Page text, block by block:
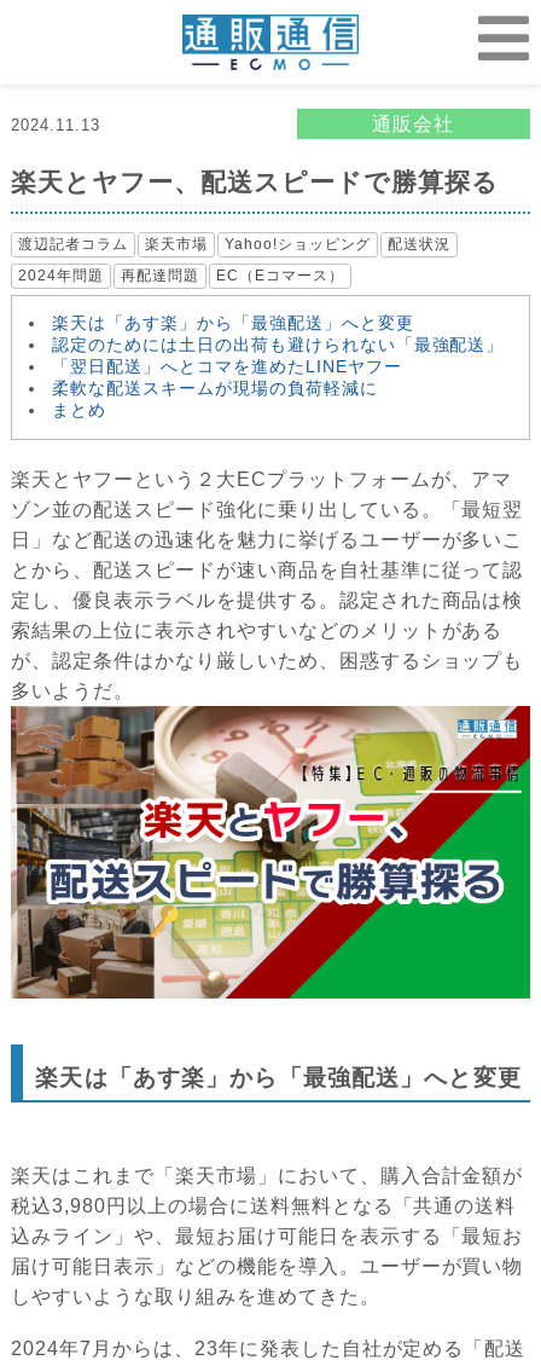
2024.11.13 通販会社
楽天とヤフー、配送スピードで勝算探る
渡辺記者コラム 楽天市場 Yahoo!ショッピング
配送状況
2024年問題
再配達問題 EC（Eコマース）
楽天は「あす楽」から「最強配送」へと変更
認定のためには土日の出荷も避けられない「最強配送」
「翌日配送」へとコマを進めたLINEヤフー
柔軟な配送スキームが現場の負荷軽減に
まとめ
楽天とヤフーという２大ECプラットフォームが、アマ
ゾン並の配送スピード強化に乗り出している。「最短翌
日」など配送の迅速化を魅力に挙げるユーザーが多いこ
とから、配送スピードが速い商品を自社基準に従って認
定し、優良表示ラベルを提供する。認定された商品は検
索結果の上位に表示されやすいなどのメリットがある
が、認定条件はかなり厳しいため、困惑するショップも
多いようだ。
楽天は「あす楽」から「最強配送」へと変更
楽天はこれまで「楽天市場」において、購入合計金額が
税込3,980円以上の場合に送料無料となる「共通の送料
込みライン」や、最短お届け可能日を表示する「最短お
届け可能日表示」などの機能を導入。ユーザーが買い物
しやすいような取り組みを進めてきた。
2024年7月からは、23年に発表した自社が定める「配送